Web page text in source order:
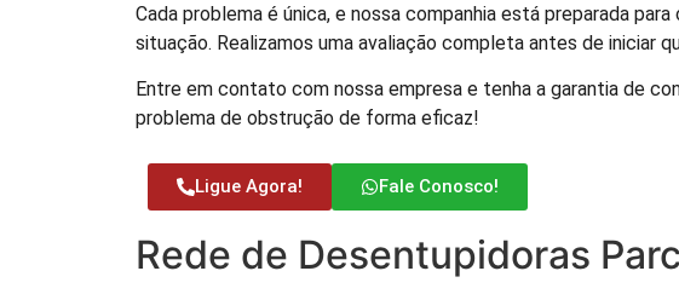
Cada problema é única, e nossa companhia está preparada
situação. Realizamos uma avaliação completa antes de iniciar
Entre em contato com nossa empresa e tenha a garantia de
problema de obstrução de forma eficaz!
Ligue Agora! Fale Conosco!
Rede de Desentupidoras